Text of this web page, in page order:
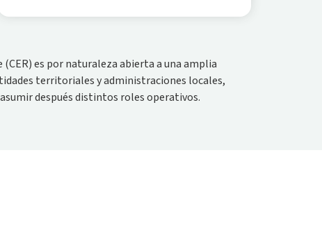
es por naturaleza abierta a una amplia
territoriales y administraciones locales,
después distintos roles operativos.